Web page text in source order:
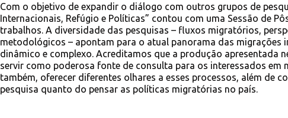
Com o objetivo de expandir o diálogo com outros grupos de
Internacionais, Refúgio e Políticas” contou com uma Sessão de
trabalhos. A diversidade das pesquisas – fluxos migratórios,
metodológicos – apontam para o atual panorama das migrações
dinâmico e complexo. Acreditamos que a produção apresentada
servir como poderosa fonte de consulta para os interessados em
também, oferecer diferentes olhares a esses processos, além de
pesquisa quanto do pensar as políticas migratórias no país.